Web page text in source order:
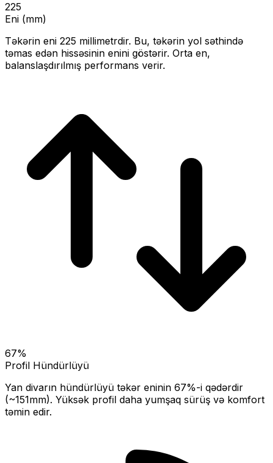
225
Eni (mm)
Təkərin eni 225 millimetrdir. Bu, təkərin yol səthində
təmas edən hissəsinin enini göstərir. Orta en,
balanslaşdırılmış performans verir.
67%
Profil Hündürlüyü
Yan divarın hündürlüyü təkər eninin 67%-i qədərdir
(~151mm). Yüksək profil daha yumşaq sürüş və komfort
təmin edir.